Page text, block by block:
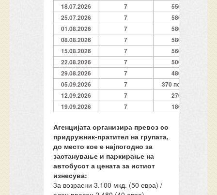
18.07.2026
7
550
25.07.2026
7
580
01.08.2026
7
580
08.08.2026
7
580
15.08.2026
7
560
22.08.2026
7
500
29.08.2026
7
480
05.09.2026
7
370 полно
12.09.2026
7
270
19.09.2026
7 180
Агенцијата организира превоз со
придружник-пратител на групата,
до место кое е најпогодно за
застанување и паркирање на
автобусот а цената за истиот
изнесува:
3а возрасни 3.100 мкд. (50 евра) /